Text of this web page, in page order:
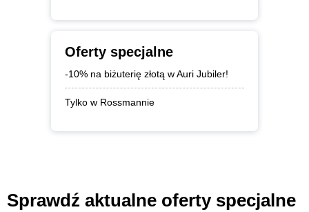
Oferty specjalne
-10% na biżuterię złotą w Auri Jubiler!
Tylko w Rossmannie
Sprawdź aktualne oferty specjalne